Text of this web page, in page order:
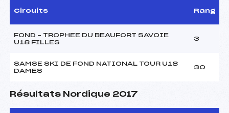
Circuits Rang
FOND – TROPHEE DU BEAUFORT SAVOIE
U18 FILLES
3
SAMSE SKI DE FOND NATIONAL TOUR U18
DAMES
30
Résultats Nordique 2017